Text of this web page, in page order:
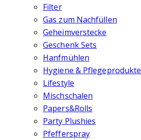
Filter
Gas zum Nachfüllen
Geheimverstecke
Geschenk Sets
Hanfmühlen
Hygiene & Pflegeprodukte
Lifestyle
Mischschalen
Papers&Rolls
Party Plushies
Pfefferspray